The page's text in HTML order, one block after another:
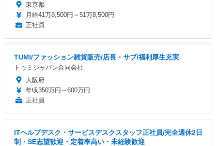
東京都
月給41万8,500円～51万8,500円
正社員
TUMI/ファッション雑貨販売/店長・サブ/福利厚生充実
トゥミジャパン合同会社
大阪府
年収350万円～600万円
正社員
ITヘルプデスク・サービスデスクスタッフ正社員/完全週休2日
制・SE志望歓迎・定着率高い・未経験歓迎